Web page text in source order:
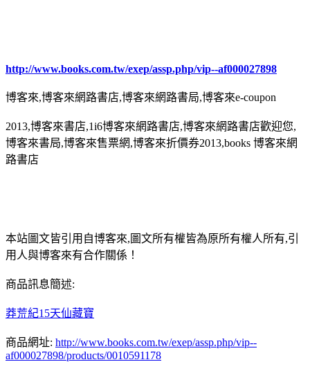
http://www.books.com.tw/exep/assp.php/vip--af000027898
博客來,博客來網路書店,博客來網路書局,博客來e-coupon
2013,博客來書店,1i6博客來網路書店,博客來網路書店歡迎您,
博客來書局,博客來售票網,博客來折價券2013,books 博客來網
路書店
本站圖文皆引用自博客來,圖文所有權皆為原所有權人所有,引
用人與博客來有合作關係！
商品訊息簡述:
莽荒紀15天仙藏寶
商品網址: http://www.books.com.tw/exep/assp.php/vip--
af000027898/products/0010591178